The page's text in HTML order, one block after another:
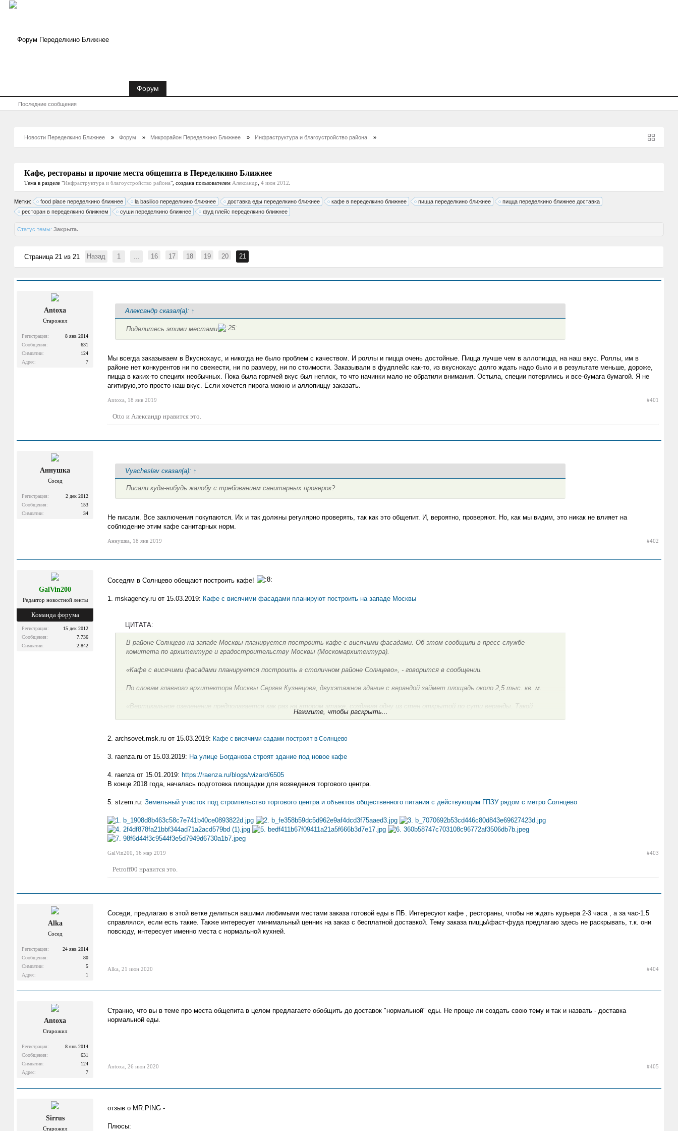
Новости Переделкино Ближнее » Форум » Микрорайон Переделкино Ближнее » Инфраструктура и благоустройство района »
Кафе, рестораны и прочие места общепита в Переделкино Ближнее
Тема в разделе "Инфраструктура и благоустройство района", создана пользователем Александр ,4 июн 2012
Метки: food place переделкино ближнее la basilico переделкино ближнее доставка еды переделкино ближнее кафе в переделкино ближнее пицца переделкино ближнее
пицца переделкино ближнее доставка
ресторан в переделкино ближнем
суши переделкино ближнее фуд плейс переделкино ближнее
Статус темы: Закрыта.
Страница 21 из 21 Назад 1 ... 16 17 18 19 20 21
Antoxa
Старожил
Регистрация:
8 янв 2014
Сообщения:
631
Симпатии:
124
Адрес:
7
Александр сказал(а): ↑
Поделитесь этими местами
Мы всегда заказываем в Вкуснохаус, и никогда не было проблем с качеством. И роллы и пицца очень достойные. Пицца лучше чем в аллопицца, на наш вкус. Роллы, им в
районе нет конкурентов ни по свежести, ни по размеру, ни по стоимости. Заказывали в фудплейс как-то, из вкуснохаус долго ждать надо было и в результате меньше, дороже,
пицца в каких-то специях необычных. Пока была горячей вкус был неплох, то что начинки мало не обратили внимания. Остыла, специи потерялись и все-бумага бумагой. Я не
агитирую,это просто наш вкус. Если хочется пирога можно и аллопиццу заказать.
Antoxa 18 янв 2019 #401
Otto иАлександр нравится это.
Аннушка
Сосед
Регистрация:
2 дек 2012
Сообщения:
153
Симпатии:
34
Vyacheslav сказал(а): ↑
Писали куда-нибудь жалобу с требованием санитарных проверок?
Не писали. Все заключения покупаются. Их и так должны регулярно проверять, так как это общепит. И, вероятно, проверяют. Но, как мы видим, это никак не влияет на
соблюдение этим кафе санитарных норм.
Аннушка 18 янв 2019 #402
GalVin200
Редактор новостной ленты
Команда форума
Регистрация:
15 дек 2012
Сообщения:
7.736
Симпатии:
2.842
Соседям в Солнцево обещают построить кафе!
1. mskagency.ru от 15.03.2019: Кафе с висячими фасадами планируют построить на западе Москвы
ЦИТАТА:
В районе Солнцево на западе Москвы планируется построить кафе с висячими фасадами. Об этом сообщили в пресс-службе
комитета по архитектуре и градостроительству Москвы (Москомархитектура).
«Кафе с висячими фасадами планируется построить в столичном районе Солнцево», - говорится в сообщении.
По словам главного архитектора Москвы Сергея Кузнецова, двухэтажное здание с верандой займет площадь около 2,5 тыс. кв. м.
«Вертикальное озеленение предполагается как раз на втором этаже, создавая одну из стен открытой по сути веранды. Такой
баланс между приватным и открытым пространством соблюден во всем проекте в целом. Как говорил мэр Сергей Собянин,
перфорированными металлическими панелями. Витражное остекление будет применяться на обоих этажах здания.
«Всего в здании заложено около 400 посадочных мест. Территорию вокруг будущего кафе планируется благоустроить и обеспечить
наружным освещением. Проектировщики уверены, что новая постройка станет важным элементом рекреационной зоны
проектировщиком проекта выступает ООО «Аб Центрум», а заказчиком - ООО «Ресторантрест».
Нажмите, чтобы раскрыть...
2. archsovet.msk.ru от 15.03.2019: Кафе с висячими садами построят в Солнцево
3. raenza.ru от 15.03.2019: На улице Богданова строят здание под новое кафе
4. raenza от 15.01.2019: https://raenza.ru/blogs/wizard/6505
В конце 2018 года, началась подготовка площадки для возведения торгового центра.
5. stzem.ru:Земельный участок под строительство торгового центра и объектов общественного питания с действующим ГПЗУ рядом с метро Солнцево
GalVin200 16 мар 2019 #403
Petroff00 нравится это.
Alka
Сосед
Регистрация:
24 янв 2014
Сообщения:
80
Симпатии:
5
Адрес:
1
Соседи, предлагаю в этой ветке делиться вашими любимыми местами заказа готовой еды в ПБ. Интересуют кафе , рестораны, чтобы не ждать курьера 2-3 часа , а за час-1.5
справлялся, если есть такие. Также интересует минимальный ценник на заказ с бесплатной доставкой. Тему заказа пиццы\фаст-фуда предлагаю здесь не раскрывать, т.к. они
повсюду, интересует именно места с нормальной кухней.
Alka 21 июн 2020 #404
Antoxa
Старожил
Регистрация:
8 янв 2014
Сообщения:
631
Симпатии:
124
Адрес:
7
Странно, что вы в теме про места общепита в целом предлагаете обобщить до доставок "нормальной" еды. Не проще ли создать свою тему и так и назвать - доставка
нормальной еды.
Antoxa 26 июн 2020 #405
Sirrus
Старожил
отзыв о MR.PING -
Плюсы:
Форум
Последние сообщения